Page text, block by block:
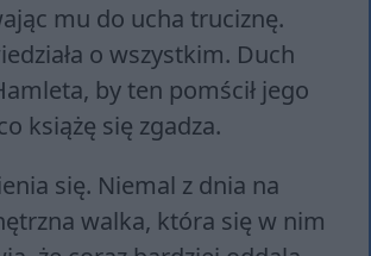
mu do ucha truciznę.
o wszystkim. Duch
by ten pomścił jego
książę się zgadza.
się. Niemal z dnia na
walka, która się w nim